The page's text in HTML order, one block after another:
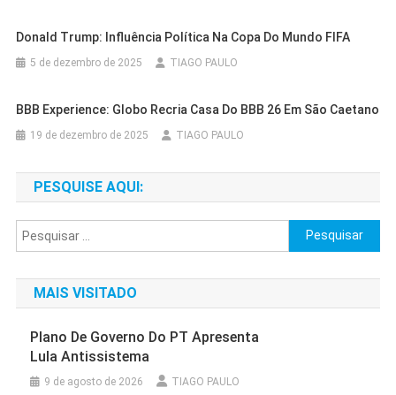
Donald Trump: Influência Política Na Copa Do Mundo FIFA
5 de dezembro de 2025 TIAGO PAULO
BBB Experience: Globo Recria Casa Do BBB 26 Em São Caetano
19 de dezembro de 2025 TIAGO PAULO
PESQUISE AQUI:
Pesquisar
por:
MAIS VISITADO
Plano De Governo Do PT Apresenta
Lula Antissistema
9 de agosto de 2026 TIAGO PAULO